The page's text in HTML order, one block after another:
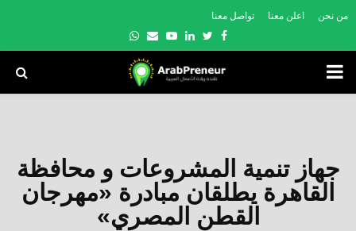
من نحن اعلن معنا تواصل معنا
Facebook
Twitter
Linkedin
Youtube
Email
Whatsapp
PRIMARY
جهاز تنمية المشروعات و محافظة
القاهرة يطلقان مبادرة «مهرجان
القطن المصري»